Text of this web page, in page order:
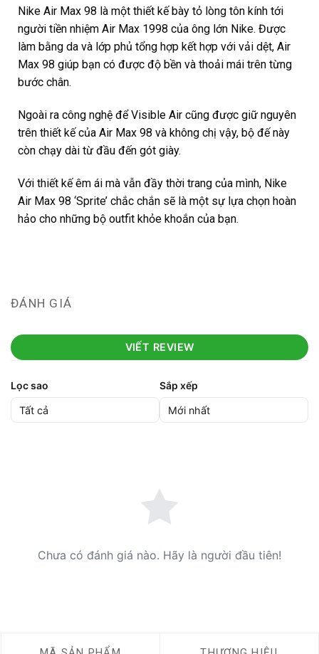
Nike Air Max 98 là một thiết kế bày tỏ lòng tôn kính tới
người tiền nhiệm Air Max 1998 của ông lớn Nike. Được
làm bằng da và lớp phủ tổng hợp kết hợp với vải dệt, Air
Max 98 giúp bạn có được độ bền và thoải mái trên từng
bước chân.
Ngoài ra công nghệ để Visible Air cũng được giữ nguyên
trên thiết kế của Air Max 98 và không chị vậy, bộ đế này
còn chạy dài từ đầu đến gót giày.
Với thiết kế êm ái mà vẫn đầy thời trang của mình, Nike
Air Max 98 ‘Sprite’ chắc chắn sẽ là một sự lựa chọn hoàn
hảo cho những bộ outfit khỏe khoắn của bạn.
ĐÁNH GIÁ
VIẾT REVIEW
Lọc sao Sắp xếp
Chưa có đánh giá nào. Hãy là người đầu tiên!